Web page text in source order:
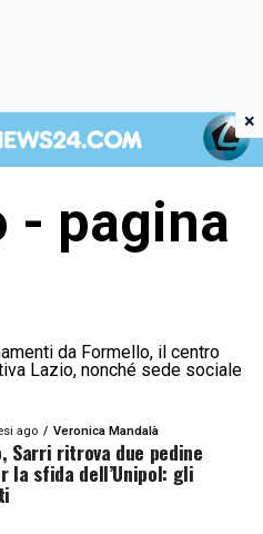
- pagina
da Formello, il centro
Lazio, nonché sede sociale
ago Veronica Mandalà
Sarri ritrova due pedine
la sfida dell’Unipol: gli
×